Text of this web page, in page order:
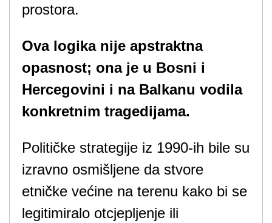
prostora.
Ova logika nije apstraktna
opasnost; ona je u Bosni i
Hercegovini i na Balkanu vodila
konkretnim tragedijama.
Političke strategije iz 1990-ih bile su
izravno osmišljene da stvore
etničke većine na terenu kako bi se
legitimiralo otcjepljenje ili